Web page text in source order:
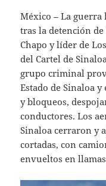
México – La guerra
tras la detención
Chapo y líder de
del Cartel de
grupo criminal
Estado de Sinaloa
y bloqueos,
conductores. Los
Sinaloa cerraron y
cortadas, con
envueltos en